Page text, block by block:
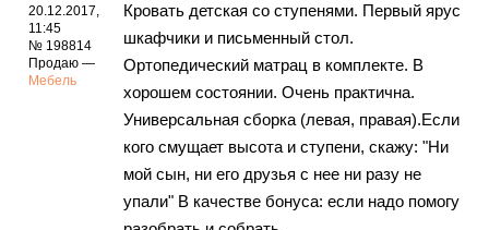
20.12.2017,
11:45
№ 198814
Продаю —
Мебель
Кровать детская со ступенями. Первый ярус
шкафчики и письменный стол.
Ортопедический матрац в комплекте. В
хорошем состоянии. Очень практична.
Универсальная сборка (левая, правая).Если
кого смущает высота и ступени, скажу: "Ни
мой сын, ни его друзья с нее ни разу не
упали" В качестве бонуса: если надо помогу